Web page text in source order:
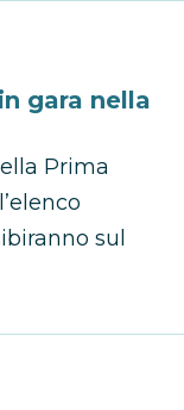
gara nella
Prima
sul